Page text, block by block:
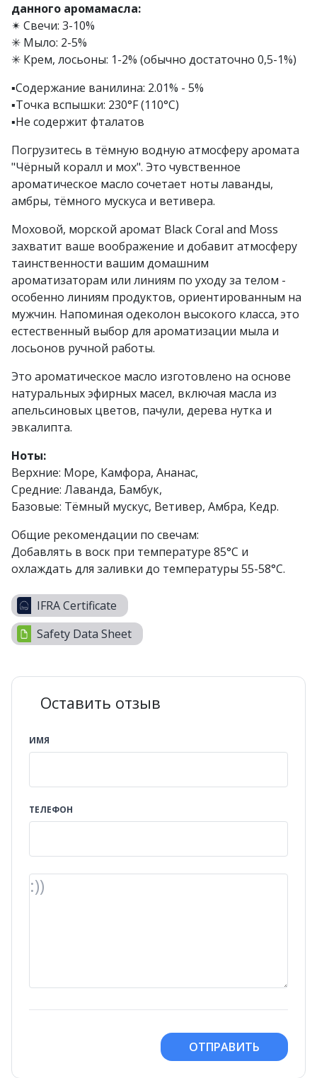
данного аромамасла:
✴ Свечи: 3-10%
✳ Мыло: 2-5%
✳ Крем, лосьоны: 1-2% (обычно достаточно 0,5-1%)
▪️Содержание ванилина: 2.01% - 5%
▪️Точка вспышки: 230°F (110°C)
▪️Не содержит фталатов
Погрузитесь в тёмную водную атмосферу аромата
"Чёрный коралл и мох". Это чувственное
ароматическое масло сочетает ноты лаванды,
амбры, тёмного мускуса и ветивера.
Моховой, морской аромат Black Coral and Moss
захватит ваше воображение и добавит атмосферу
таинственности вашим домашним
ароматизаторам или линиям по уходу за телом -
особенно линиям продуктов, ориентированным на
мужчин. Напоминая одеколон высокого класса, это
естественный выбор для ароматизации мыла и
лосьонов ручной работы.
Это ароматическое масло изготовлено на основе
натуральных эфирных масел, включая масла из
апельсиновых цветов, пачули, дерева нутка и
эвкалипта.
Ноты:
Верхние: Море, Камфора, Ананас,
Средние: Лаванда, Бамбук,
Базовые: Тёмный мускус, Ветивер, Амбра, Кедр.
Общие рекомендации по свечам:
Добавлять в воск при температуре 85°C и
охлаждать для заливки до температуры 55-58°С.
IFRA Certificate
Safety Data Sheet
Оставить отзыв
ИМЯ
ТЕЛЕФОН
ОТПРАВИТЬ